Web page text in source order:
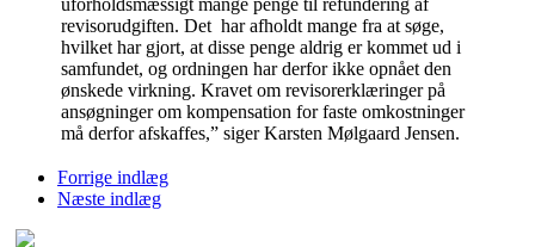
revisorudgiften. Det har afholdt mange fra at søge,
hvilket har gjort, at disse penge aldrig er kommet ud i
samfundet, og ordningen har derfor ikke opnået den
ønskede virkning. Kravet om revisorerklæringer på
ansøgninger om kompensation for faste omkostninger
må derfor afskaffes,” siger Karsten Mølgaard Jensen.
Forrige indlæg
Næste indlæg